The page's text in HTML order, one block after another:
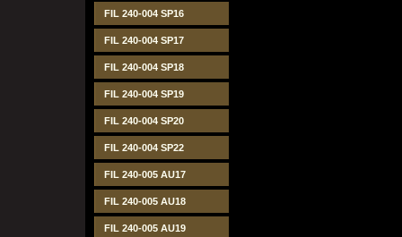
FIL 240-004 SP16
FIL 240-004 SP17
FIL 240-004 SP18
FIL 240-004 SP19
FIL 240-004 SP20
FIL 240-004 SP22
FIL 240-005 AU17
FIL 240-005 AU18
FIL 240-005 AU19